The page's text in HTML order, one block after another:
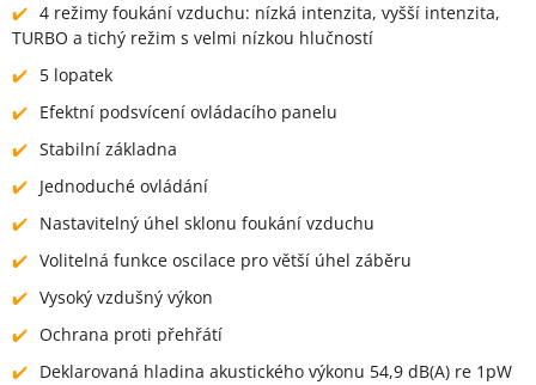
4 režimy foukání vzduchu: nízká intenzita, vyšší intenzita,
TURBO a tichý režim s velmi nízkou hlučností
5 lopatek
Efektní podsvícení ovládacího panelu
Stabilní základna
Jednoduché ovládání
Nastavitelný úhel sklonu foukání vzduchu
Volitelná funkce oscilace pro větší úhel záběru
Vysoký vzdušný výkon
Ochrana proti přehřátí
Deklarovaná hladina akustického výkonu 54,9 dB(A) re 1pW